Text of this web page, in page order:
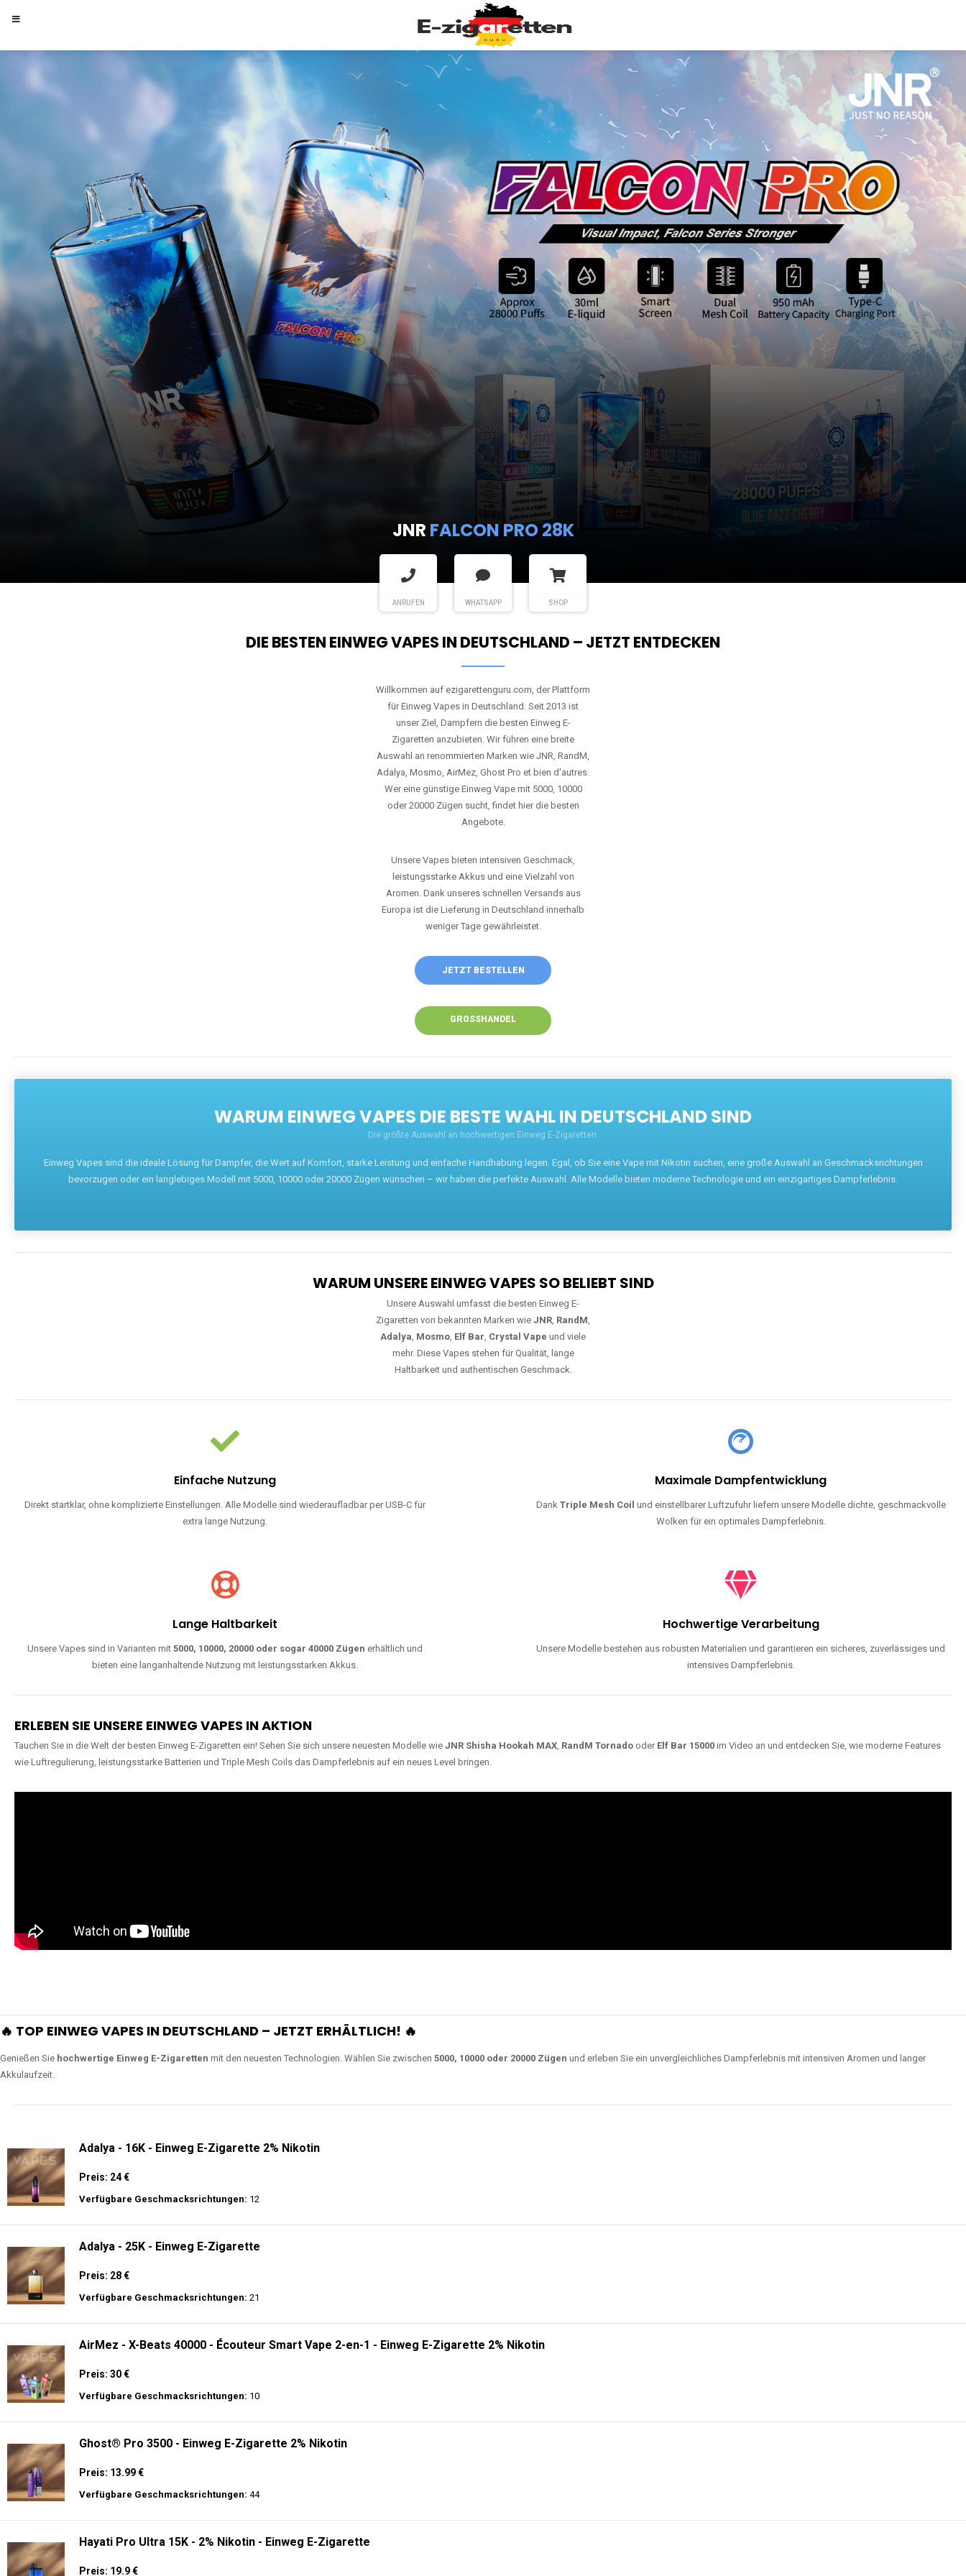
JNR FALCON PRO 28K
ANRUFEN WHATSAPP SHOP
DIE BESTEN EINWEG VAPES IN DEUTSCHLAND – JETZT ENTDECKEN
Willkommen auf ezigarettenguru.com, der Plattform
für Einweg Vapes in Deutschland. Seit 2013 ist
unser Ziel, Dampfern die besten Einweg E-
Zigaretten anzubieten. Wir führen eine breite
Auswahl an renommierten Marken wie JNR, RandM,
Adalya, Mosmo, AirMez, Ghost Pro et bien d'autres.
Wer eine günstige Einweg Vape mit 5000, 10000
oder 20000 Zügen sucht, findet hier die besten
Angebote.
Unsere Vapes bieten intensiven Geschmack,
leistungsstarke Akkus und eine Vielzahl von
Aromen. Dank unseres schnellen Versands aus
Europa ist die Lieferung in Deutschland innerhalb
weniger Tage gewährleistet.
JETZT BESTELLEN
GROSSHANDEL
WARUM EINWEG VAPES DIE BESTE WAHL IN DEUTSCHLAND SIND
Die größte Auswahl an hochwertigen Einweg E-Zigaretten.
Einweg Vapes sind die ideale Lösung für Dampfer, die Wert auf Komfort, starke Leistung und einfache Handhabung legen. Egal, ob Sie eine Vape mit Nikotin suchen, eine große Auswahl an Geschmacksrichtungen
bevorzugen oder ein langlebiges Modell mit 5000, 10000 oder 20000 Zügen wünschen – wir haben die perfekte Auswahl. Alle Modelle bieten moderne Technologie und ein einzigartiges Dampferlebnis.
WARUM UNSERE EINWEG VAPES SO BELIEBT SIND
Unsere Auswahl umfasst die besten Einweg E-
Zigaretten von bekannten Marken wie JNR, RandM,
Adalya, Mosmo, Elf Bar, Crystal Vape und viele
mehr. Diese Vapes stehen für Qualität, lange
Haltbarkeit und authentischen Geschmack.
Einfache Nutzung
Direkt startklar, ohne komplizierte Einstellungen. Alle Modelle sind wiederaufladbar per USB-C für
extra lange Nutzung.
Maximale Dampfentwicklung
Dank Triple Mesh Coil und einstellbarer Luftzufuhr liefern unsere Modelle dichte, geschmackvolle
Wolken für ein optimales Dampferlebnis.
Lange Haltbarkeit
Unsere Vapes sind in Varianten mit5000, 10000, 20000 oder sogar 40000 Zügen erhältlich und
bieten eine langanhaltende Nutzung mit leistungsstarken Akkus.
Hochwertige Verarbeitung
Unsere Modelle bestehen aus robusten Materialien und garantieren ein sicheres, zuverlässiges und
intensives Dampferlebnis.
ERLEBEN SIE UNSERE EINWEG VAPES IN AKTION
Tauchen Sie in die Welt der besten Einweg E-Zigaretten ein! Sehen Sie sich unsere neuesten Modelle wie JNR Shisha Hookah MAX, RandM Tornado oder Elf Bar 15000 im Video an und entdecken Sie, wie moderne Features
wie Luftregulierung, leistungsstarke Batterien und Triple Mesh Coils das Dampferlebnis auf ein neues Level bringen.
🔥 TOP EINWEG VAPES IN DEUTSCHLAND – JETZT ERHÄLTLICH! 🔥
Genießen Sie hochwertige Einweg E-Zigaretten mit den neuesten Technologien. Wählen Sie zwischen 5000, 10000 oder 20000 Zügen und erleben Sie ein unvergleichliches Dampferlebnis mit intensiven Aromen und langer
Akkulaufzeit.
Adalya - 16K - Einweg E-Zigarette 2% Nikotin
Preis: 24 €
Verfügbare Geschmacksrichtungen: 12
Adalya - 25K - Einweg E-Zigarette
Preis: 28 €
Verfügbare Geschmacksrichtungen: 21
AirMez - X-Beats 40000 - Écouteur Smart Vape 2-en-1 - Einweg E-Zigarette 2% Nikotin
Preis: 30 €
Verfügbare Geschmacksrichtungen: 10
Ghost® Pro 3500 - Einweg E-Zigarette 2% Nikotin
Preis: 13.99 €
Verfügbare Geschmacksrichtungen: 44
Hayati Pro Ultra 15K - 2% Nikotin - Einweg E-Zigarette
Preis: 19.9 €